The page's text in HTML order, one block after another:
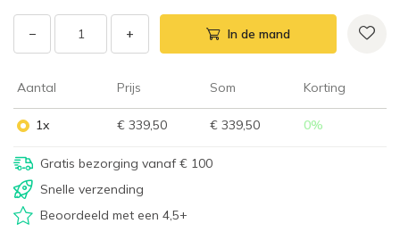
− + In de mand
Aantal Prijs Som Korting
1x € 339,50 € 339,50 0%
Gratis bezorging vanaf € 100
Snelle verzending
Beoordeeld met een 4,5+